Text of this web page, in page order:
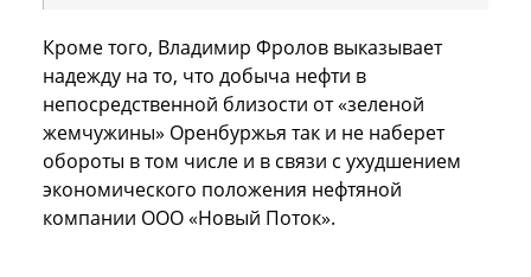
Кроме того, Владимир Фролов выказывает
надежду на то, что добыча нефти в
непосредственной близости от «зеленой
жемчужины» Оренбуржья так и не наберет
обороты в том числе и в связи с ухудшением
экономического положения нефтяной
компании ООО «Новый Поток».